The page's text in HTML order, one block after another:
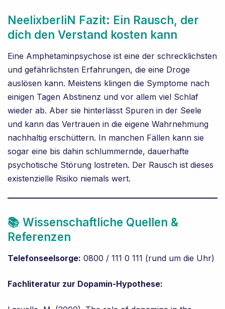
NeelixberliN Fazit: Ein Rausch, der
dich den Verstand kosten kann
Eine Amphetaminpsychose ist eine der schrecklichsten
und gefährlichsten Erfahrungen, die eine Droge
auslösen kann. Meistens klingen die Symptome nach
einigen Tagen Abstinenz und vor allem viel Schlaf
wieder ab. Aber sie hinterlässt Spuren in der Seele
und kann das Vertrauen in die eigene Wahrnehmung
nachhaltig erschüttern. In manchen Fällen kann sie
sogar eine bis dahin schlummernde, dauerhafte
psychotische Störung lostreten. Der Rausch ist dieses
existenzielle Risiko niemals wert.
📚 Wissenschaftliche Quellen &
Referenzen
Telefonseelsorge: 0800 / 111 0 111 (rund um die Uhr)
Fachliteratur zur Dopamin-Hypothese: